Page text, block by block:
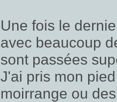
Une fois le
avec beaucoup
sont passées
J'ai pris mon
moirrange ou